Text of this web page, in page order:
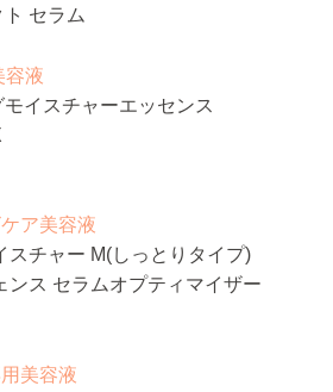
セラム
液
スチャーエッセンス
ア美容液
チャー M(しっとりタイプ)
ス セラムオプティマイザー
美容液